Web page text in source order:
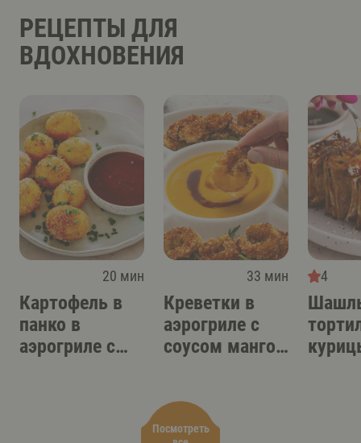
РЕЦЕПТЫ ДЛЯ
ВДОХНОВЕНИЯ
Посмотреть
20 мин
Картофель в
панко в
аэрогриле с
33 мин
Креветки в
аэрогриле с
соусом манго-
4